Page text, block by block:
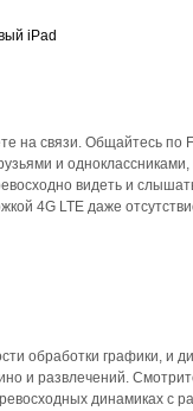
на связи. Общайтесь по
и
видеть и
4G LTE даже
обработки графики, и
и развлечений.
динамиках с